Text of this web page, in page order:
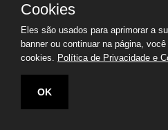
Cookies
Eles são usados para aprimorar a
banner ou continuar na página, você
cookies. Política de Privacidade e
OK